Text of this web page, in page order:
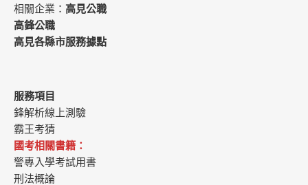
相關企業： 高見公職
高鋒公職
高見各縣市服務據點
服務項目
鋒解析線上測驗
霸王考猜
國考相關書籍：
警專入學考試用書
刑法概論